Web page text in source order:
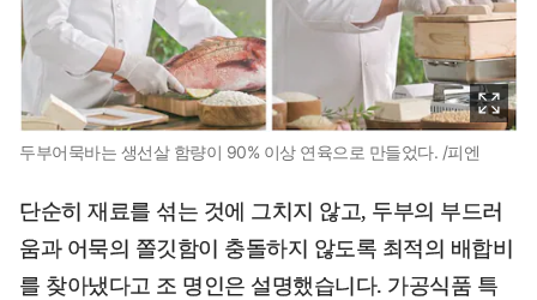
두부어묵바는 생선살 함량이 90% 이상 연육으로 만들었다. /피엔
단순히 재료를 섞는 것에 그치지 않고, 두부의 부드러
움과 어묵의 쫄깃함이 충돌하지 않도록 최적의 배합비
를 찾아냈다고 조 명인은 설명했습니다. 가공식품 특